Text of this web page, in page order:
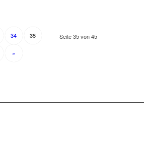
Seite 35 von 45
34 35
»